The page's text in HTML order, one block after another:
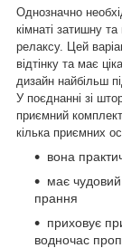
Однозначно
кімнаті затишну
релаксу. Цей
відтінку та має
дизайн найбільш
У поєднанні зі
приємний
кілька приємних
вона
має
прання
приховує
водночас